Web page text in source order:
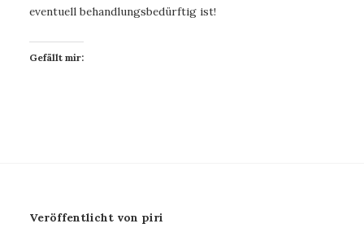
eventuell behandlungsbedürftig ist!
Gefällt mir:
Veröffentlicht von piri